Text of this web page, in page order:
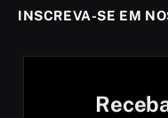
INSCREVA-SE EM